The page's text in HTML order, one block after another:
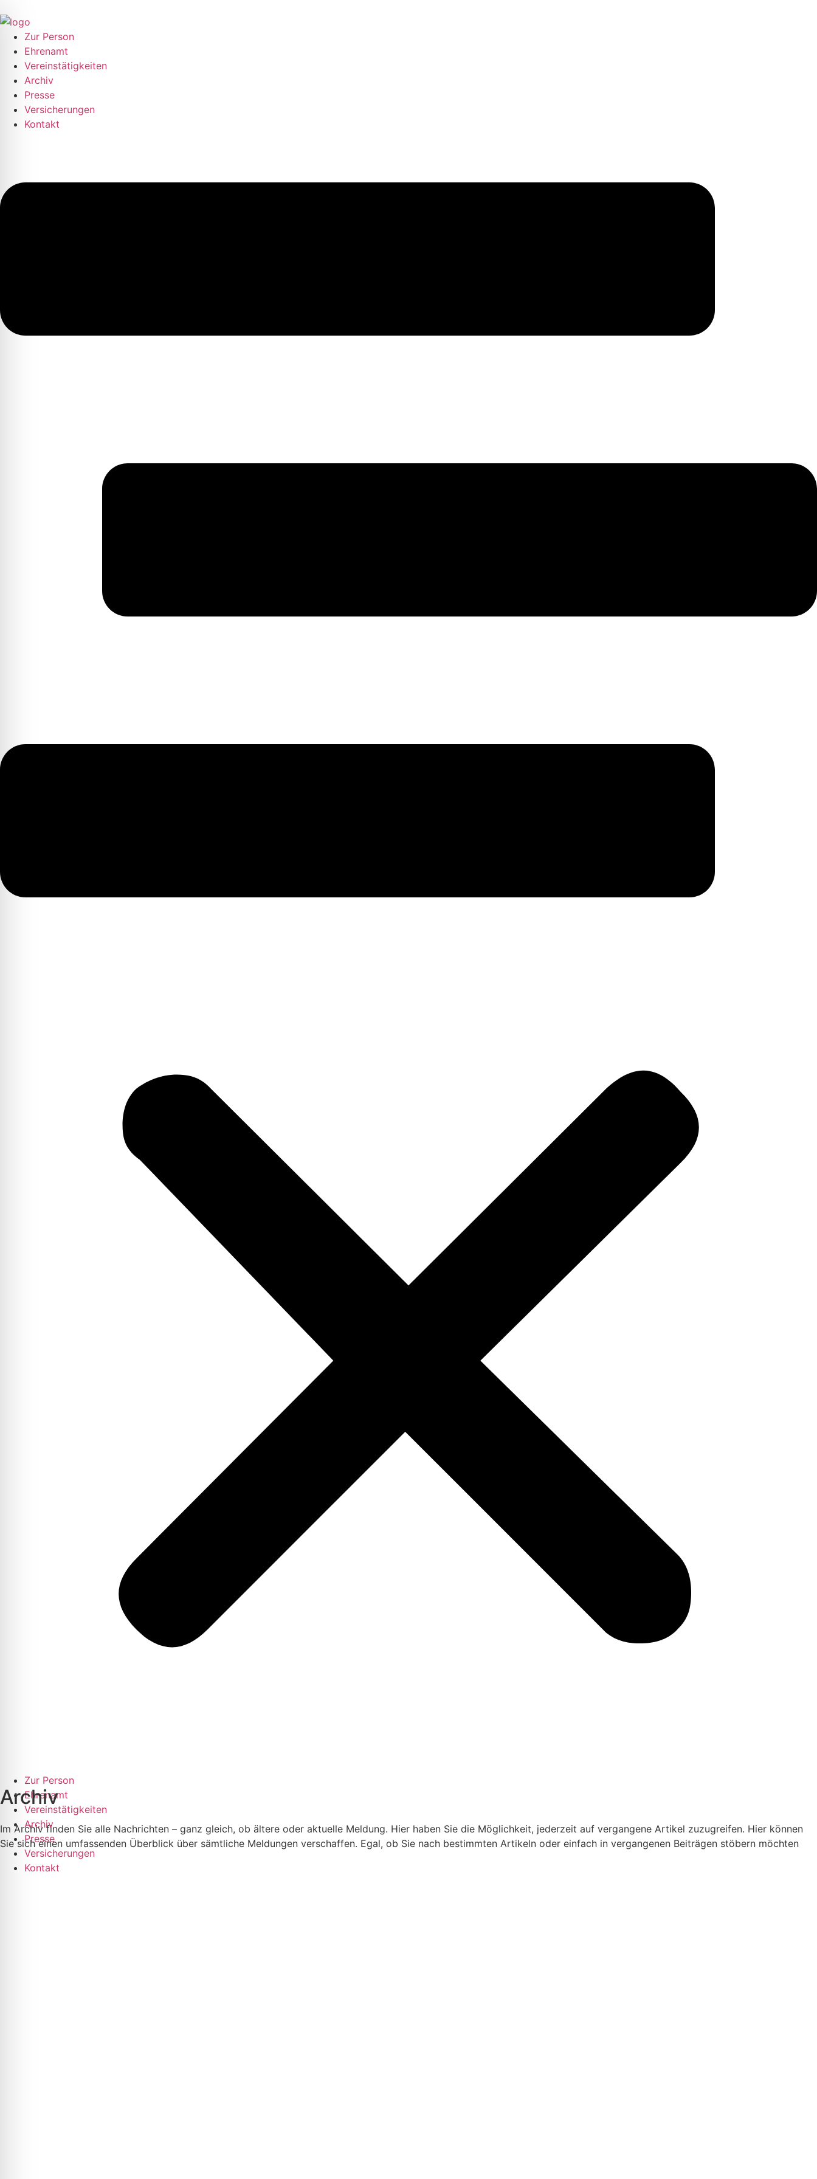
Zur Person
Ehrenamt
Vereinstätigkeiten
Archiv
Presse
Versicherungen
Kontakt
Zur Person
Ehrenamt
Vereinstätigkeiten
Archiv
Presse
Versicherungen
Kontakt
Archiv
Im Archiv finden Sie alle Nachrichten – ganz gleich, ob ältere oder aktuelle Meldung. Hier haben Sie die Möglichkeit, jederzeit auf vergangene Artikel zuzugreifen. Hier können
Sie sich einen umfassenden Überblick über sämtliche Meldungen verschaffen. Egal, ob Sie nach bestimmten Artikeln oder einfach in vergangenen Beiträgen stöbern möchten